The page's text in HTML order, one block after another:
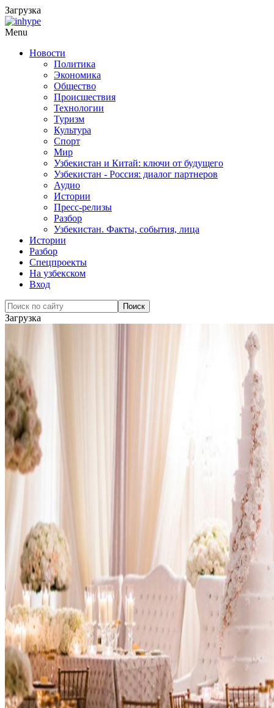
Загрузка
Menu
Новости
Политика
Экономика
Общество
Происшествия
Технологии
Туризм
Культура
Спорт
Мир
Узбекистан и Китай: ключи от будущего
Узбекистан - Россия: диалог партнеров
Аудио
Истории
Пресс-релизы
Разбор
Узбекистан. Факты, события, лица
Истории
Разбор
Спецпроекты
На узбекском
Вход
Загрузка